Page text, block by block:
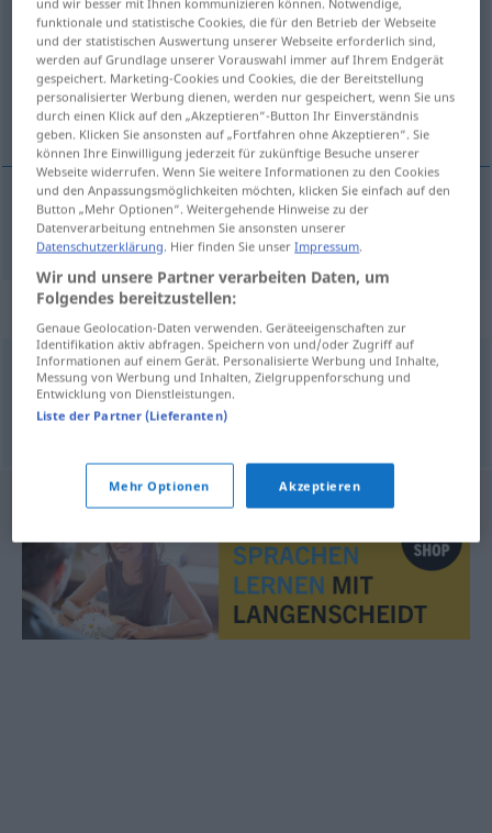
Übersicht aller Übersetzungen
(Für mehr Details die Übersetzung anklicken/antippen)
fasade
fasadem Fassade
Synonyme für "Fassade"
Vorderseite,Front
funktionale und statistische Cookies, die für den Betrieb der Webseite
und der statistischen Auswertung unserer Webseite erforderlich sind,
werden auf Grundlage unserer Vorauswahl immer auf Ihrem Endgerät
gespeichert. Marketing-Cookies und Cookies, die der Bereitstellung
personalisierter Werbung dienen, werden nur gespeichert, wenn Sie uns
durch einen Klick auf den „Akzeptieren“-Button Ihr Einverständnis
geben. Klicken Sie ansonsten auf „Fortfahren ohne Akzeptieren“. Sie
können Ihre Einwilligung jederzeit für zukünftige Besuche unserer
Webseite widerrufen. Wenn Sie weitere Informationen zu den Cookies
und den Anpassungsmöglichkeiten möchten, klicken Sie einfach auf den
Button „Mehr Optionen“. Weitergehende Hinweise zu der
Datenverarbeitung entnehmen Sie ansonsten unserer
Datenschutzerklärung . Hier finden Sie unserImpressum
Wir und unsere Partner verarbeiten Daten, um
Folgendes bereitzustellen:
Genaue Geolocation-Daten verwenden. Geräteeigenschaften zur
Identifikation aktiv abfragen. Speichern von und/oder Zugriff auf
Informationen auf einem Gerät. Personalisierte Werbung und Inhalte,
Messung von Werbung und Inhalten, Zielgruppenforschung und
Entwicklung von Dienstleistungen.
Liste der Partner (Lieferanten)
Mehr Optionen Akzeptieren